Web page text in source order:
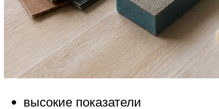
высокие показатели